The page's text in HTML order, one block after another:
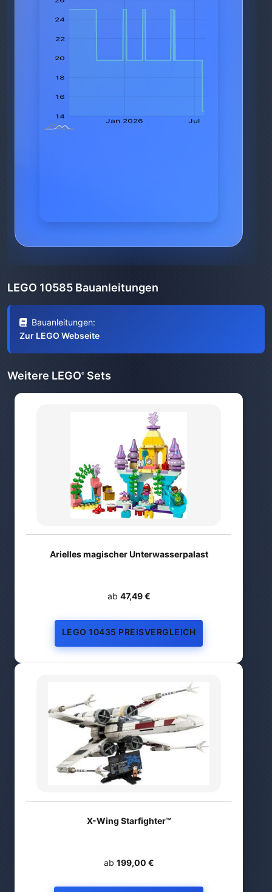
LEGO 10585 Bauanleitungen
Bauanleitungen:
Zur LEGO Webseite
Weitere LEGO® Sets
Arielles magischer Unterwasserpalast
ab 47,49 €
LEGO 10435 PREISVERGLEICH
X-Wing Starfighter™
ab 199,00 €